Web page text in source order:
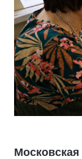
Московская